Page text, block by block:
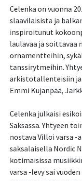
Celenka on vuonna
slaavilaisista ja
inspiroitunut
laulavaa ja soittavaa
ornamentteihin,
tanssirytmeihin.
arkistotallenteisiin
Emmi Kujanpää,
Celenka julkaisi
Saksassa. Yhtyeen
nostava Villoi varsa -
saksalaisella Nordic
kotimaisissa
varsa -levy sai